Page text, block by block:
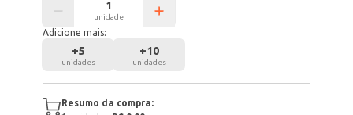
unidade
Adicione mais:
+5
unidades
+10
unidades
Resumo da compra: